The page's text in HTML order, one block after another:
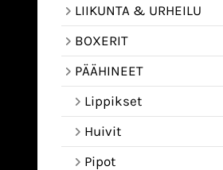
LIIKUNTA & URHEILU
BOXERIT
PÄÄHINEET
Lippikset
Huivit
Pipot